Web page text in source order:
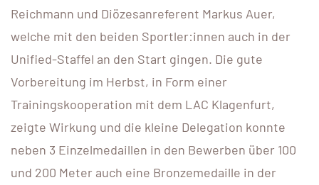
Reichmann und Diözesanreferent Markus Auer,
welche mit den beiden Sportler:innen auch in der
Unified-Staffel an den Start gingen. Die gute
Vorbereitung im Herbst, in Form einer
Trainingskooperation mit dem LAC Klagenfurt,
zeigte Wirkung und die kleine Delegation konnte
neben 3 Einzelmedaillen in den Bewerben über 100
und 200 Meter auch eine Bronzemedaille in der